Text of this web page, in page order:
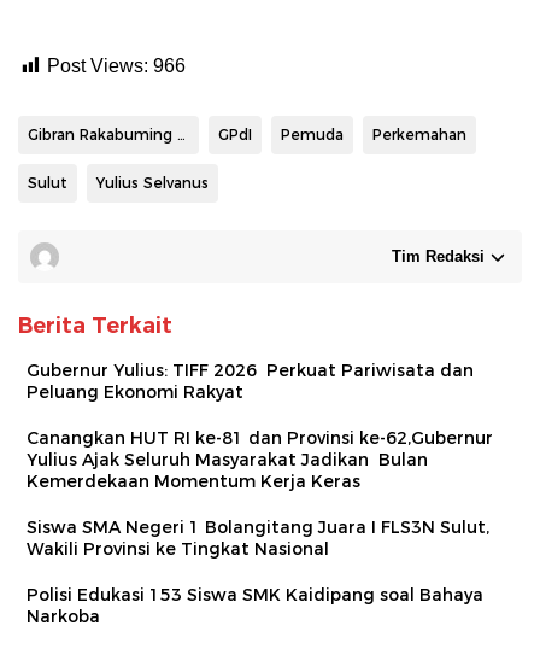
Post Views: 966
Gibran Rakabuming Raka GPdI Pemuda Perkemahan
Sulut Yulius Selvanus
Tim Redaksi
Berita Terkait
Gubernur Yulius: TIFF 2026 Perkuat Pariwisata dan
Peluang Ekonomi Rakyat
Canangkan HUT RI ke-81 dan Provinsi ke-62,Gubernur
Yulius Ajak Seluruh Masyarakat Jadikan Bulan
Kemerdekaan Momentum Kerja Keras
Siswa SMA Negeri 1 Bolangitang Juara I FLS3N Sulut,
Wakili Provinsi ke Tingkat Nasional
Polisi Edukasi 153 Siswa SMK Kaidipang soal Bahaya
Narkoba